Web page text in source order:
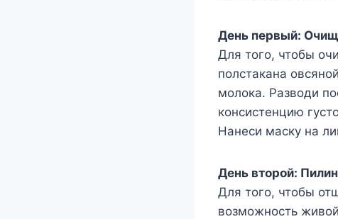
День первый:
Для того, чтобы
полстакана
молока. Разводи
консистенцию
Нанеси маску на
День второй:
Для того, чтобы
возможность